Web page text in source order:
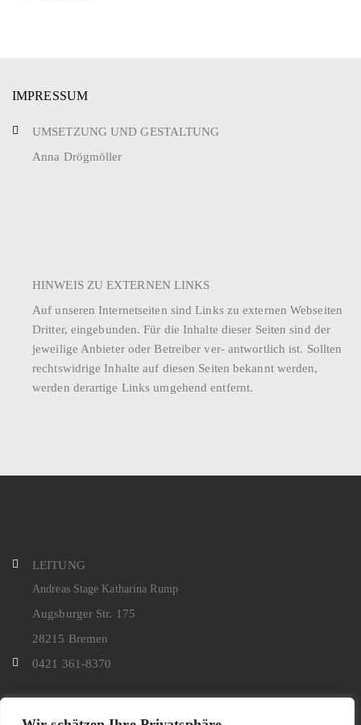
IMPRESSUM
UMSETZUNG UND GESTALTUNG
Anna Drögmöller
HINWEIS ZU EXTERNEN LINKS
Auf unseren Internetseiten sind Links zu externen Webseiten
Dritter, eingebunden. Für die Inhalte dieser Seiten sind der
jeweilige Anbieter oder Betreiber ver- antwortlich ist. Sollten
rechtswidrige Inhalte auf diesen Seiten bekannt werden,
werden derartige Links umgehend entfernt.
LEITUNG
Andreas Stage Katharina Rump
Augsburger Str. 175
28215 Bremen
0421 361-8370